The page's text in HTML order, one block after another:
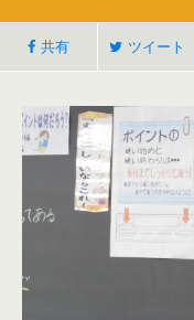
共有 ツイート